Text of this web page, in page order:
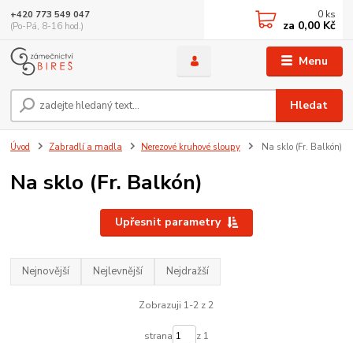
Menu
Hledat
+420 773 549 047
(Po-Pá, 8-16 hod.)
0 ks
za 0,00 Kč
Úvod Zabradlí a madla Nerezové kruhové sloupy Na sklo (Fr. Balkón)
Na sklo (Fr. Balkón)
Upřesnit parametry
Nejnovější Nejlevnější Nejdražší
Zobrazuji 1-2 z 2
strana z 1